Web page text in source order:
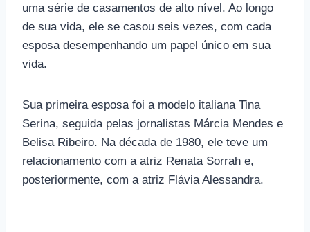
uma série de casamentos de alto nível. Ao longo
de sua vida, ele se casou seis vezes, com cada
esposa desempenhando um papel único em sua
vida.
Sua primeira esposa foi a modelo italiana Tina
Serina, seguida pelas jornalistas Márcia Mendes e
Belisa Ribeiro. Na década de 1980, ele teve um
relacionamento com a atriz Renata Sorrah e,
posteriormente, com a atriz Flávia Alessandra.